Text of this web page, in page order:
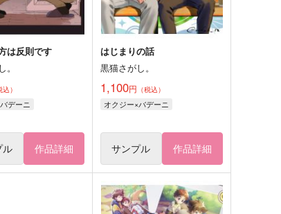
は反則です
。
込）
デーニ
ル 作品詳細
はじまりの話
黒猫さがし。
1,100円 （税込）
オクジー×バデーニ
サンプル 作品詳細